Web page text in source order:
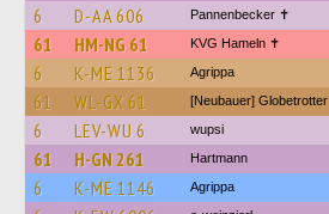
6 D-AA 606 Pannenbecker ✝︎
61 HM-NG 61 KVG Hameln ✝
6 K-ME 1136 Agrippa
61 WL-GX 61 [Neubauer] Globetrotter
6 LEV-WU 6 wupsi
61 H-GN 261 Hartmann
6 K-ME 1146 Agrippa